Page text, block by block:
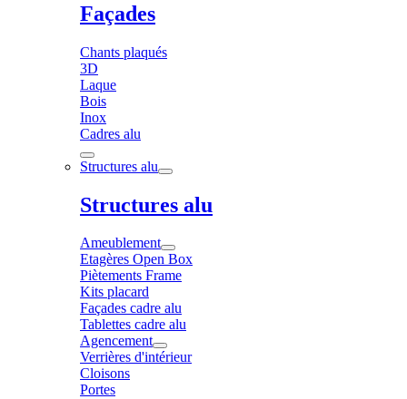
Façades
Chants plaqués
3D
Laque
Bois
Inox
Cadres alu
Structures alu
Structures alu
Ameublement
Etagères Open Box
Piètements Frame
Kits placard
Façades cadre alu
Tablettes cadre alu
Agencement
Verrières d'intérieur
Cloisons
Portes